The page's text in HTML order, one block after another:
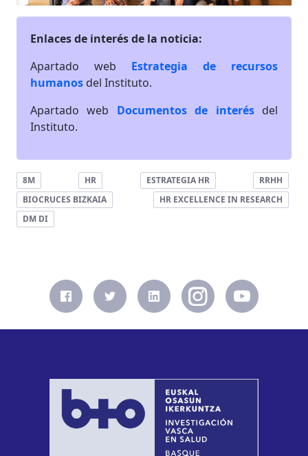
Enlaces de interés de la noticia:
Apartado web Estrategia de recursos
humanos del Instituto.
Apartado web Documentos de interésdel
Instituto.
8M HR ESTRATEGIA HR
RRHH
BIOCRUCES BIZKAIA
HR EXCELLENCE IN RESEARCH
DM DI